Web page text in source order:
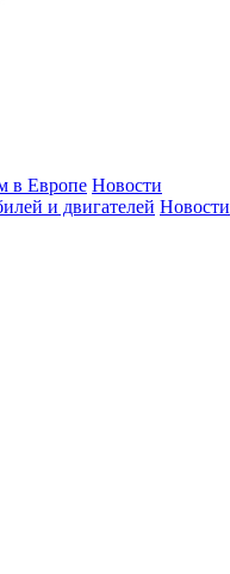
в Европе Новости
и двигателей Новости